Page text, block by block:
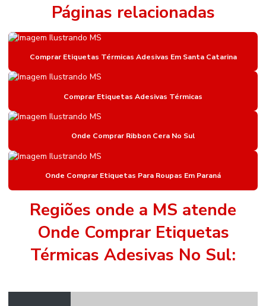
Etiqueta Adesiva Para Sementes E Adubos
Etiqueta De Gondola Amarela
Etiqueta De Gondola Branca
Etiqueta De Gondola Compatível Com Impressora
Etiqueta De Gondola Para Impressora Argox
Etiqueta Nylon Resinado
Etiqueta Nylon Resinado Para Colchões
Etiqueta Para Identificação De Estoque
Etiqueta Para Roupas
Etiqueta Térmica Adesiva
Etiquetas Adesivas
Páginas relacionadas
Comprar Etiquetas Térmicas Adesivas Em Santa Catarina
Comprar Etiquetas Adesivas Térmicas
Onde Comprar Ribbon Cera No Sul
Onde Comprar Etiquetas Para Roupas Em Paraná
Regiões onde a MS atende
Onde Comprar Etiquetas
Térmicas Adesivas No Sul: